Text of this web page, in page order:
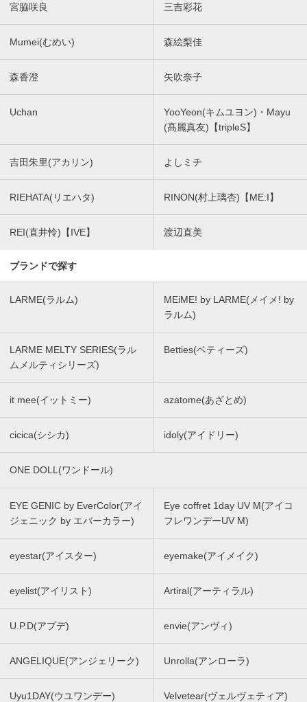
宮脇咲良 三吉彩花
Mumei(むめい) 森絵梨佳
森香澄 矢吹奈子
Uchan
YooYeon(キムユヨン)・Mayu
(髙麗真友)【tripleS】
吉田朱里(アカリン) よしミチ
RIEHATA(リエハタ) RINON(村上璃杏)【ME:I】
REI(直井怜)【IVE】 渡辺直美
ブランドで探す
LARME(ラルム)
MEiME! by LARME(メイメ! by
ラルム)
LARME MELTY SERIES(ラル
ムメルティシリーズ)
Betties(ベティーズ)
it mee(イットミー) azatome(あざとめ)
cicica(シシカ) idoly(アイドリー)
ONE DOLL(ワンドール)
EYE GENIC by EverColor(アイ
ジェニック by エバーカラー)
Eye coffret 1day UV M(アイコ
フレワンデーUV M)
eyestar(アイスター) eyemake(アイメイク)
eyelist(アイリスト) Artiral(アーティラル)
U.P.D(アプデ) envie(アンヴィ)
ANGELIQUE(アンジェリーク) Unrolla(アンローラ)
Uyu1DAY(ウユワンデー) Velvetear(ヴェルヴェティア)